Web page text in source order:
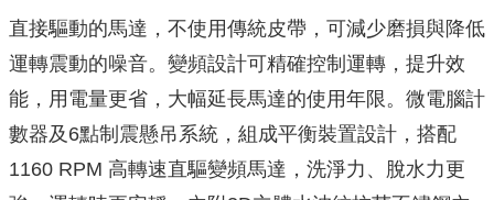
直接驅動的馬達，不使用傳統皮帶， 可減少磨損與降低
運轉震動的噪音。變頻設計可精確控制運轉， 提升效
能，用電量更省，大幅延長馬達的使用年限。微電腦計
數器及 6點制震懸吊系統，組成平衡裝置設計，搭配
1160 RPM 高轉速直驅變頻馬達，洗淨力、脫水力更